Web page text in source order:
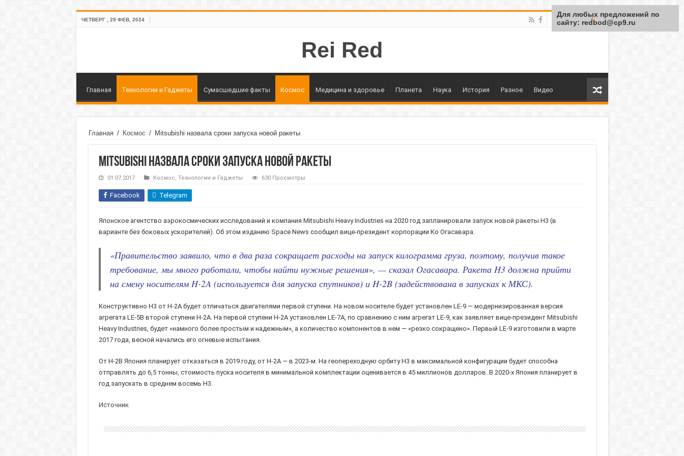
ЧЕТВЕРГ , 29 ФЕВ, 2024
Rei Red
Главная Технологии и Гаджеты Сумасшедшие факты Космос Медицина и здоровье Планета Наука История Разное Видео
Главная / Космос / Mitsubishi назвала сроки запуска новой ракеты
Mitsubishi назвала сроки запуска новой ракеты
01.07.2017 Космос, Технологии и Гаджеты 630 Просмотры
Facebook Telegram
Японское агентство аэрокосмических исследований и компания Mitsubishi Heavy Industries на 2020 год запланировали запуск новой ракеты H3 (в
варианте без боковых ускорителей). Об этом изданию Space News сообщил вице-президент корпорации Ко Огасавара.
«Правительство заявило, что в два раза сокращает расходы на запуск килограмма груза, поэтому, получив такое
требование, мы много работали, чтобы найти нужные решения», — сказал Огасавара. Ракета H3 должна прийти
на смену носителям H-2A (используется для запуска спутников) и H-2B (задействована в запусках к МКС).
Конструктивно H3 от H-2A будет отличаться двигателями первой ступени. На новом носителе будет установлен LE-9 — модернизированная версия
агрегата LE-5B второй ступени H-2A. На первой ступени H-2A установлен LE-7A, по сравнению с ним агрегат LE-9, как заявляет вице-президент Mitsubishi
Heavy Industries, будет «намного более простым и надежным», а количество компонентов в нем — «резко сокращено». Первый LE-9 изготовили в марте
2017 года, весной начались его огневые испытания.
От H-2B Япония планирует отказаться в 2019 году, от H-2A — в 2023-м. На геопереходную орбиту H3 в максимальной конфигурации будет способна
отправлять до 6,5 тонны, стоимость пуска носителя в минимальной комплектации оценивается в 45 миллионов долларов. В 2020-х Япония планирует в
год запускать в среднем восемь H3.
Источник
Для любых предложений по
сайту: redbod@cp9.ru